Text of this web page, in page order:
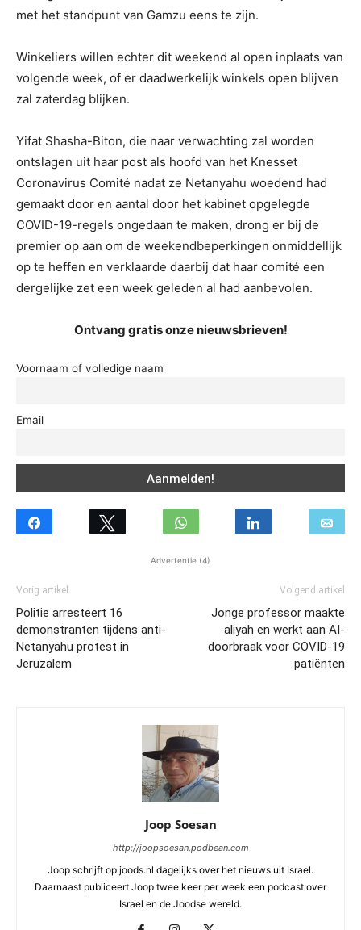
met het standpunt van Gamzu eens te zijn.
Winkeliers willen echter dit weekend al open inplaats van
volgende week, of er daadwerkelijk winkels open blijven
zal zaterdag blijken.
Yifat Shasha-Biton, die naar verwachting zal worden
ontslagen uit haar post als hoofd van het Knesset
Coronavirus Comité nadat ze Netanyahu woedend had
gemaakt door en aantal door het kabinet opgelegde
COVID-19-regels ongedaan te maken, drong er bij de
premier op aan om de weekendbeperkingen onmiddellijk
op te heffen en verklaarde daarbij dat haar comité een
dergelijke zet een week geleden al had aanbevolen.
Ontvang gratis onze nieuwsbrieven!
Voornaam of volledige naam
Email
Advertentie (4)
Vorig artikel
Politie arresteert 16
demonstranten tijdens anti-
Netanyahu protest in
Jeruzalem
Volgend artikel
Jonge professor maakte
aliyah en werkt aan AI-
doorbraak voor COVID-19
patiënten
Joop Soesan
http://joopsoesan.podbean.com
Joop schrijft op joods.nl dagelijks over het nieuws uit Israel.
Daarnaast publiceert Joop twee keer per week een podcast over
Israel en de Joodse wereld.